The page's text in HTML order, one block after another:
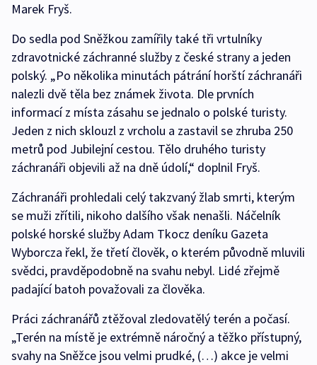
Marek Fryš.
Do sedla pod Sněžkou zamířily také tři vrtulníky
zdravotnické záchranné služby z české strany a jeden
polský. „Po několika minutách pátrání horští záchranáři
nalezli dvě těla bez známek života. Dle prvních
informací z místa zásahu se jednalo o polské turisty.
Jeden z nich sklouzl z vrcholu a zastavil se zhruba 250
metrů pod Jubilejní cestou. Tělo druhého turisty
záchranáři objevili až na dně údolí,“ doplnil Fryš.
Záchranáři prohledali celý takzvaný žlab smrti, kterým
se muži zřítili, nikoho dalšího však nenašli. Náčelník
polské horské služby Adam Tkocz deníku Gazeta
Wyborcza řekl, že třetí člověk, o kterém původně mluvili
svědci, pravděpodobně na svahu nebyl. Lidé zřejmě
padající batoh považovali za člověka.
Práci záchranářů ztěžoval zledovatělý terén a počasí.
„Terén na místě je extrémně náročný a těžko přístupný,
svahy na Sněžce jsou velmi prudké, (…) akce je velmi